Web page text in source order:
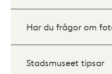
Har du frågor om
Stadsmuseet tipsar